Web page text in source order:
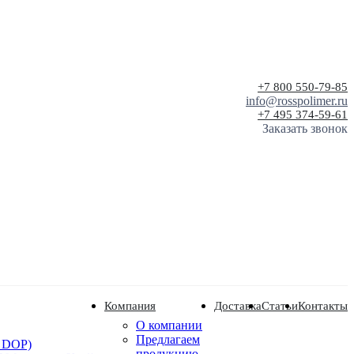
+7 800 550-79-85
info@rosspolimer.ru
+7 495 374-59-61
Заказать звонок
Компания
О компании
Предлагаем
ДоставкаСтатьиКонтакты